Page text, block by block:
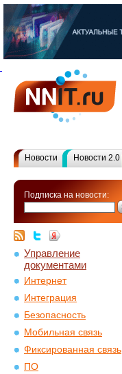
Новости Новости 2.0
Подписка на новости:
Управление
документами
Интернет
Интеграция
Безопасность
Мобильная связь
Фиксированная связь
ПО